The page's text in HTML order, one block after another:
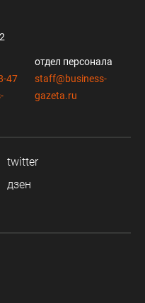
47
отдел персонала
staff@business-
gazeta.ru
twitter
дзен